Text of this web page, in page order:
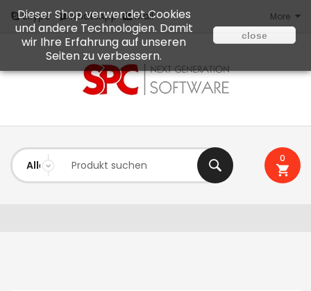
Skype WhatsApp Mail More
0
Dieser Shop verwendet Cookies
und andere Technologien. Damit
wir Ihre Erfahrung auf unseren
Seiten zu verbessern.
close